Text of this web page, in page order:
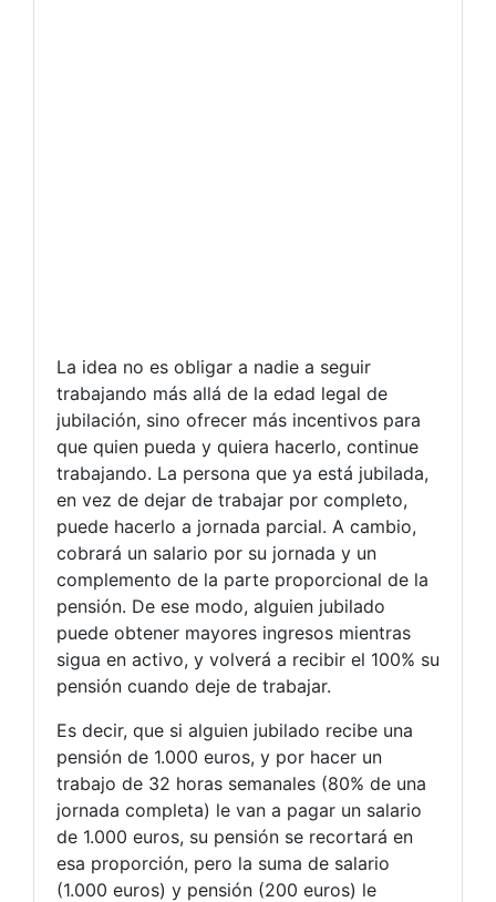
La idea no es obligar a nadie a seguir
trabajando más allá de la edad legal de
jubilación, sino ofrecer más incentivos para
que quien pueda y quiera hacerlo, continue
trabajando. La persona que ya está jubilada,
en vez de dejar de trabajar por completo,
puede hacerlo a jornada parcial. A cambio,
cobrará un salario por su jornada y un
complemento de la parte proporcional de la
pensión. De ese modo, alguien jubilado
puede obtener mayores ingresos mientras
sigua en activo, y volverá a recibir el 100% su
pensión cuando deje de trabajar.
Es decir, que si alguien jubilado recibe una
pensión de 1.000 euros, y por hacer un
trabajo de 32 horas semanales (80% de una
jornada completa) le van a pagar un salario
de 1.000 euros, su pensión se recortará en
esa proporción, pero la suma de salario
(1.000 euros) y pensión (200 euros) le